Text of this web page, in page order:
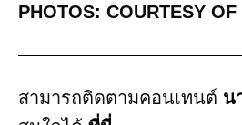
PHOTOS: COURTESY OF
สามารถติดตามคอนเทนต์ น